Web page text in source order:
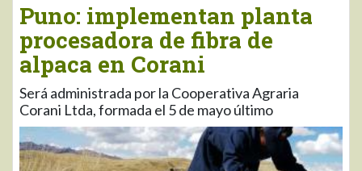
Puno: implementan planta
procesadora de fibra de
alpaca en Corani
Será administrada por la Cooperativa Agraria
Corani Ltda, formada el 5 de mayo último